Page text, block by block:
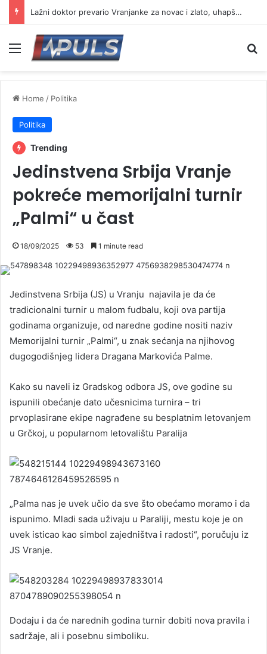
Lažni doktor prevario Vranjanke za novac i zlato, uhapšen osumnjičeni
Menu
Home / Politika
Politika
Trending
Jedinstvena Srbija Vranje
pokreće memorijalni turnir
„Palmi“ u čast
18/09/2025 53 1 minute read
Jedinstvena Srbija (JS) u Vranju najavila je da će
tradicionalni turnir u malom fudbalu, koji ova partija
godinama organizuje, od naredne godine nositi naziv
Memorijalni turnir „Palmi“, u znak sećanja na njihovog
dugogodišnjeg lidera Dragana Markovića Palme.
Kako su naveli iz Gradskog odbora JS, ove godine su
ispunili obećanje dato učesnicima turnira – tri
prvoplasirane ekipe nagrađene su besplatnim letovanjem
u Grčkoj, u popularnom letovalištu Paralija
„Palma nas je uvek učio da sve što obećamo moramo i da
ispunimo. Mladi sada uživaju u Paraliji, mestu koje je on
uvek isticao kao simbol zajedništva i radosti“, poručuju iz
JS Vranje.
Dodaju i da će narednih godina turnir dobiti nova pravila i
sadržaje, ali i posebnu simboliku.